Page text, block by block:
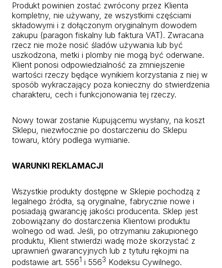
Produkt powinien zostać zwrócony przez Klienta
kompletny, nie używany, ze wszystkimi częściami
składowymi i z dołączonym oryginalnym dowodem
zakupu (paragon fiskalny lub faktura VAT). Zwracana
rzecz nie może nosić śladów używania lub być
uszkodzona, metki i plomby nie mogą być oderwane.
Klient ponosi odpowiedzialność za zmniejszenie
wartości rzeczy będące wynikiem korzystania z niej w
sposób wykraczający poza konieczny do stwierdzenia
charakteru, cech i funkcjonowania tej rzeczy.
Nowy towar zostanie Kupującemu wysłany, na koszt
Sklepu, niezwłocznie po dostarczeniu do Sklepu
towaru, który podlega wymianie.
WARUNKI REKLAMACJI
Wszystkie produkty dostępne w Sklepie pochodzą z
legalnego źródła, są oryginalne, fabrycznie nowe i
posiadają gwarancję jakości producenta. Sklep jest
zobowiązany do dostarczenia Klientowi produktu
wolnego od wad. Jeśli, po otrzymaniu zakupionego
produktu, Klient stwierdzi wadę może skorzystać z
uprawnień gwarancyjnych lub z tytułu rękojmi na
podstawie art. 5561 i 5563 Kodeksu Cywilnego.